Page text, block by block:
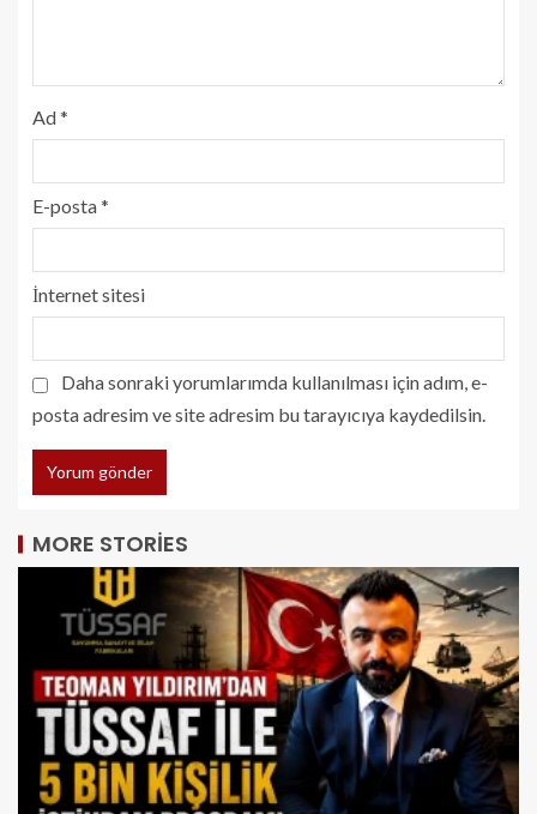
Ad*
E-posta*
İnternet sitesi
Daha sonraki yorumlarımda kullanılması için adım, e-
posta adresim ve site adresim bu tarayıcıya kaydedilsin.
MORE STORIES